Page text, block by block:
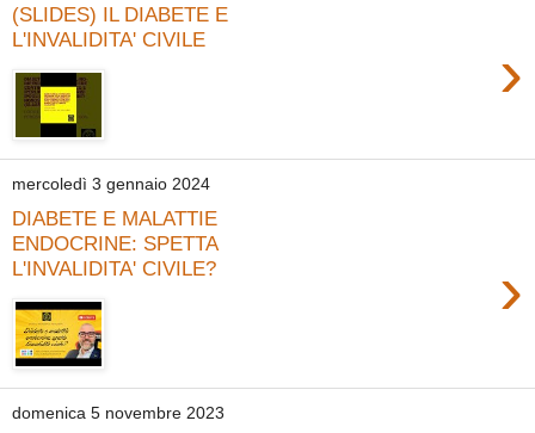
(SLIDES) IL DIABETE E
L'INVALIDITA' CIVILE
›
mercoledì 3 gennaio 2024
DIABETE E MALATTIE
ENDOCRINE: SPETTA
L'INVALIDITA' CIVILE?
›
domenica 5 novembre 2023